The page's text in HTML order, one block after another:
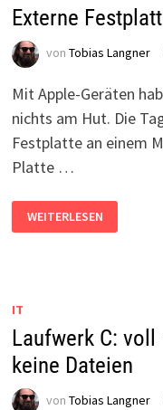
Externe
von Tobias Langner
Mit Apple-Geräten
nichts am Hut. Die
Festplatte an einem
Platte …
EXTERNE
FESTPLATTE
AM
WEITERLESEN
IT
Laufwerk C:
keine Dateien
von Tobias Langner